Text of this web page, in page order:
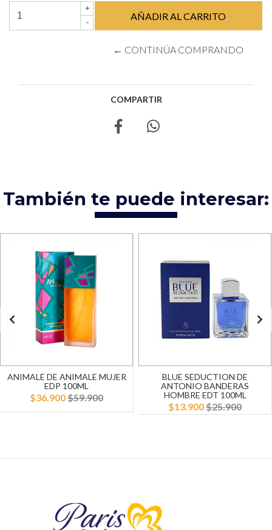
+
-
← CONTINÚA COMPRANDO
COMPARTIR
También te puede interesar:
ANIMALE DE ANIMALE MUJER
EDP 100ML
$36.900$59.900
BLUE SEDUCTION DE
ANTONIO BANDERAS
HOMBRE EDT 100ML
$13.900$25.900